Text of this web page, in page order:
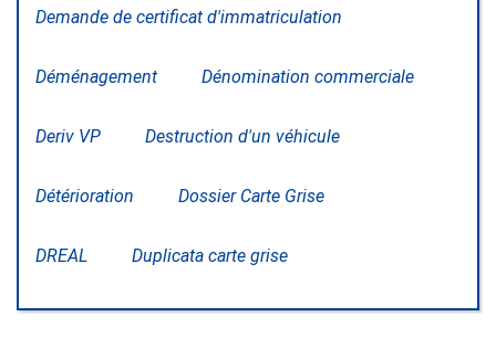
Demande de certificat d'immatriculation
Déménagement Dénomination commerciale
Deriv VP Destruction d'un véhicule
Détérioration Dossier Carte Grise
DREAL Duplicata carte grise